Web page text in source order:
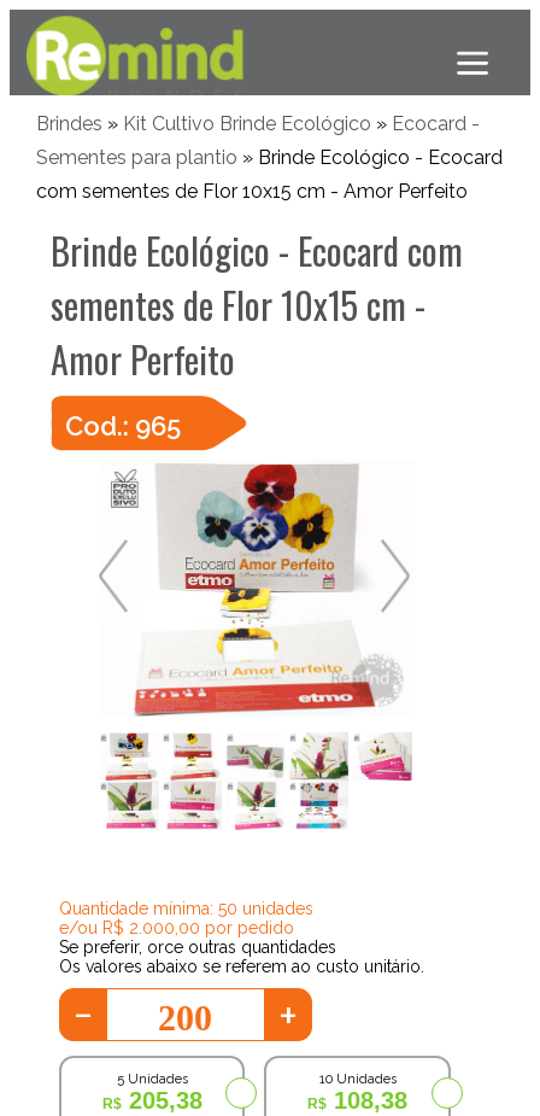
Brindes » Kit Cultivo Brinde Ecológico » Ecocard -
Sementes para plantio » Brinde Ecológico - Ecocard
com sementes de Flor 10x15 cm - Amor Perfeito
Brinde Ecológico - Ecocard com
sementes de Flor 10x15 cm -
Amor Perfeito
Cod.: 965
Quantidade mínima: 50 unidades
e/ou R$ 2.000,00 por pedido
Se preferir, orce outras quantidades
Os valores abaixo se referem ao custo unitário.
- +
5 Unidades
205,38
10 Unidades
108,38